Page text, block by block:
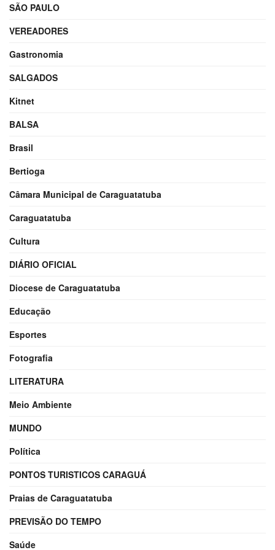
SÃO PAULO
VEREADORES
Gastronomia
SALGADOS
Kitnet
BALSA
Brasil
Bertioga
Câmara Municipal de Caraguatatuba
Caraguatatuba
Cultura
DIÁRIO OFICIAL
Diocese de Caraguatatuba
Educação
Esportes
Fotografia
LITERATURA
Meio Ambiente
MUNDO
Política
PONTOS TURISTICOS CARAGUÁ
Praias de Caraguatatuba
PREVISÃO DO TEMPO
Saúde